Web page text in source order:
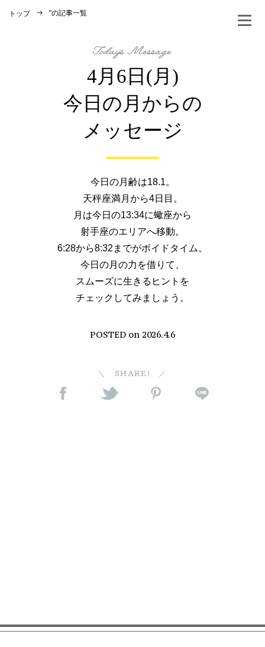
トップ "の記事一覧
4月6日(月)
今日の月からの
メッセージ
今日の月齢は18.1。
天秤座満月から4日目。
月は今日の13:34に蠍座から
射手座のエリアへ移動。
6:28から8:32までがボイドタイム。
今日の月の力を借りて、
スムーズに生きるヒントを
チェックしてみましょう。
POSTED on 2026.4.6
SHARE!